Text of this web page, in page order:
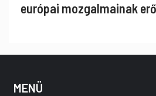
európai mozgalmainak
MENÜ